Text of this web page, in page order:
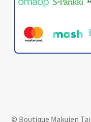
© Boutique Makujen